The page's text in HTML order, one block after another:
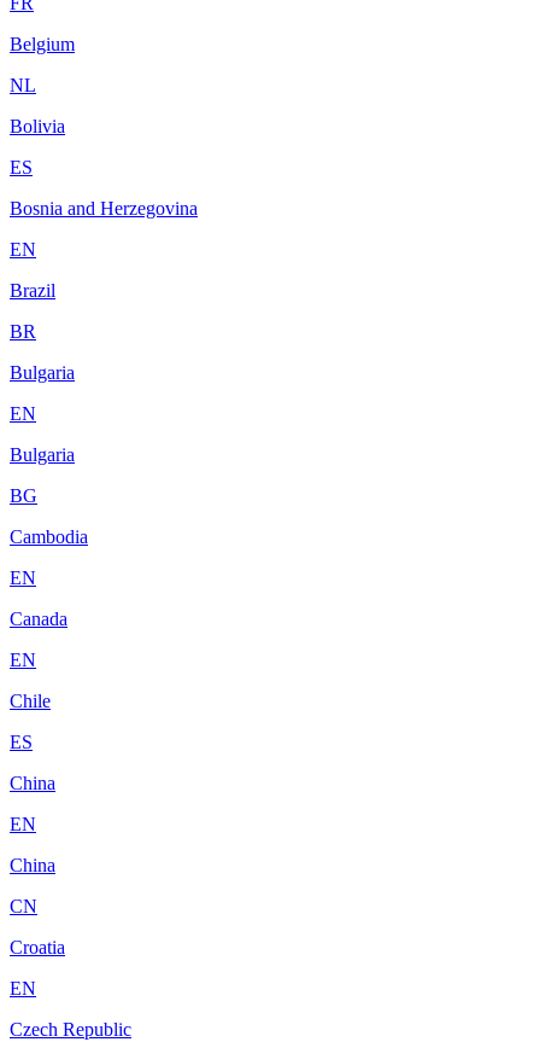
Belgium
NL
Bolivia
ES
Bosnia and Herzegovina
EN
Brazil
BR
Bulgaria
EN
Bulgaria
BG
Cambodia
EN
Canada
EN
Chile
ES
China
EN
China
CN
Croatia
EN
Czech Republic